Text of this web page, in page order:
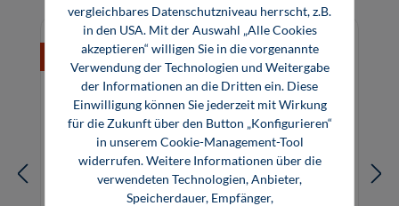
vergleichbares Datenschutzniveau herrscht, z.B.
in den USA. Mit der Auswahl „Alle Cookies
akzeptieren“ willigen Sie in die vorgenannte
Verwendung der Technologien und Weitergabe
der Informationen an die Dritten ein. Diese
Einwilligung können Sie jederzeit mit Wirkung
für die Zukunft über den Button „Konfigurieren“
in unserem Cookie-Management-Tool
widerrufen. Weitere Informationen über die
verwendeten Technologien, Anbieter,
Speicherdauer, Empfänger,